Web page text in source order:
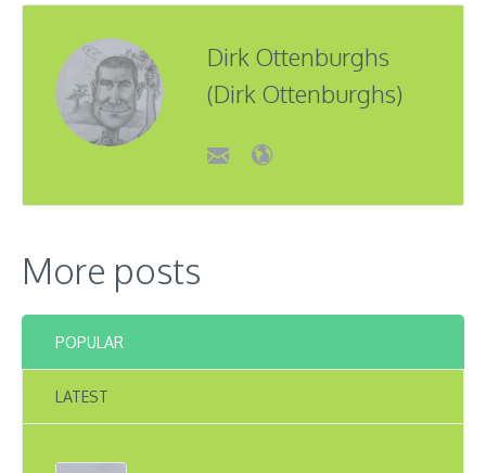
Dirk Ottenburghs
(Dirk Ottenburghs)
More posts
POPULAR
LATEST